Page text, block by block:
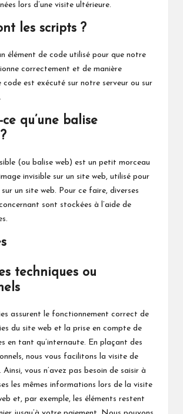
lors d’une visite ultérieure.
les scripts ?
élément de code utilisé pour que notre
correctement et de manière
est exécuté sur notre serveur ou sur
ce qu’une balise
(ou balise web) est un petit morceau
invisible sur un site web, utilisé pour
un site web. Pour ce faire, diverses
sont stockées à l’aide de
techniques ou
assurent le fonctionnement correct de
du site web et la prise en compte de
en tant qu’internaute. En plaçant des
nous vous facilitons la visite de
vous n’avez pas besoin de saisir à
les mêmes informations lors de la visite
et, par exemple, les éléments restent